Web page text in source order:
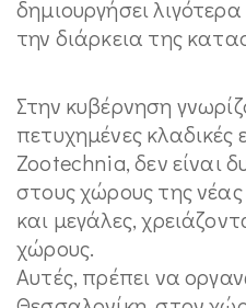
δημιουργήσει
την διάρκεια της
Στην κυβέρνηση
πετυχημένες κλαδικές
Zootechnia, δεν είναι
στους χώρους της νέας
και μεγάλες,
χώρους.
Αυτές, πρέπει να